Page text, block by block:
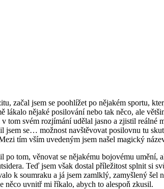
začal jsem se poohlížet po nějakém sportu,
lákalo nějaké posilování nebo tak něco, ale
tom svém rozjímání udělal jasno a zjistil
jsem se… možnost navštěvovat posilovnu tu
tím vším uvedeným jsem našel magický
tom, věnovat se nějakému bojovému
Teď jsem však dostal příležitost splnit si
k soumraku a já jsem zamlklý, zamyšlený
něco uvnitř mi říkalo, abych to alespoň zkusil.